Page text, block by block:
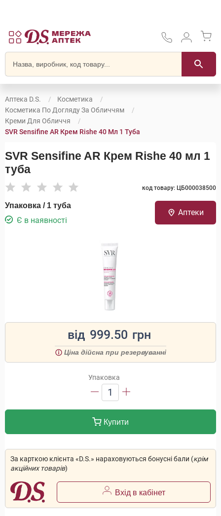
Аптека D.S.
Косметика
Косметика По Догляду За Обличчям
Креми Для Обличчя
SVR Sensifine AR Крем Rishe 40 Мл 1 Туба
SVR Sensifine AR Крем Rishe 40 мл 1
туба
код товару: ЦБ000038500
Упаковка / 1 туба
Є в наявності
Аптеки
від 999.50 грн
Ціна дійсна при резервуванні
Упаковка
1
Купити
За карткою клієнта «D.S.» нараховуються бонусні бали (крім
акційних товарів)
Вхід в кабінет